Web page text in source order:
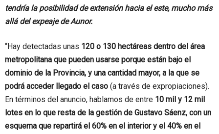
tendría la posibilidad de extensión hacia el este, mucho más
allá del expeaje de Aunor.
“Hay detectadas unas 120 o 130 hectáreas dentro del área
metropolitana que pueden usarse porque están bajo el
dominio de la Provincia, y una cantidad mayor, a la que se
podrá acceder llegado el caso (a través de expropiaciones).
En términos del anuncio, hablamos de entre 10 mil y 12 mil
lotes en lo que resta de la gestión de Gustavo Sáenz, con un
esquema que repartirá el 60% en el interior y el 40% en el